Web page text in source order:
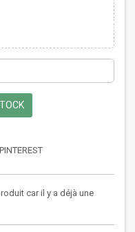
PINTEREST
car il y a déjà une